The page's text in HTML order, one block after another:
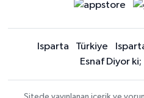
Isparta Türkiye
Esnaf Diyor ki;